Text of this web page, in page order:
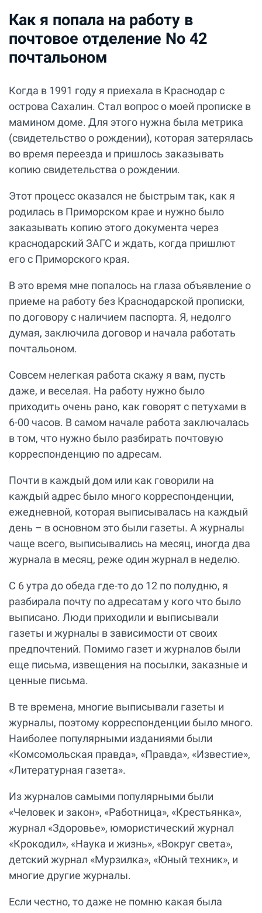
Как я попала на работу в
почтовое отделение No 42
почтальоном
Когда в 1991 году я приехала в Краснодар с
острова Сахалин. Стал вопрос о моей прописке в
мамином доме. Для этого нужна была метрика
(свидетельство о рождении), которая затерялась
во время переезда и пришлось заказывать
копию свидетельства о рождении.
Этот процесс оказался не быстрым так, как я
родилась в Приморском крае и нужно было
заказывать копию этого документа через
краснодарский ЗАГС и ждать, когда пришлют
его с Приморского края.
В это время мне попалось на глаза объявление о
приеме на работу без Краснодарской прописки,
по договору с наличием паспорта. Я, недолго
думая, заключила договор и начала работать
почтальоном.
Совсем нелегкая работа скажу я вам, пусть
даже, и веселая. На работу нужно было
приходить очень рано, как говорят с петухами в
6-00 часов. В самом начале работа заключалась
в том, что нужно было разбирать почтовую
корреспонденцию по адресам.
Почти в каждый дом или как говорили на
каждый адрес было много корреспонденции,
ежедневной, которая выписывалась на каждый
день – в основном это были газеты. А журналы
чаще всего, выписывались на месяц, иногда два
журнала в месяц, реже один журнал в неделю.
С 6 утра до обеда где-то до 12 по полудню, я
разбирала почту по адресатам у кого что было
выписано. Люди приходили и выписывали
газеты и журналы в зависимости от своих
предпочтений. Помимо газет и журналов были
еще письма, извещения на посылки, заказные и
ценные письма.
В те времена, многие выписывали газеты и
журналы, поэтому корреспонденции было много.
Наиболее популярными изданиями были
«Комсомольская правда», «Правда», «Известие»,
«Литературная газета».
Из журналов самыми популярными были
«Человек и закон», «Работница», «Крестьянка»,
журнал «Здоровье», юмористический журнал
«Крокодил», «Наука и жизнь», «Вокруг света»,
детский журнал «Мурзилка», «Юный техник», и
многие другие журналы.
Если честно, то даже не помню какая была